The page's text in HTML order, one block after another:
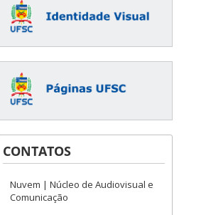
CONTATOS
Nuvem | Núcleo de Audiovisual e
Comunicação